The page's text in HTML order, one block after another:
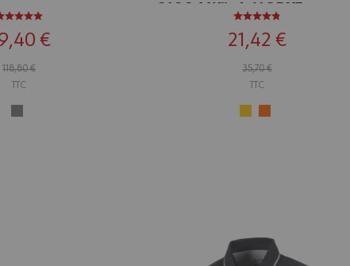
€
118,80 €
TTC
343 3.1 Würth MODYF orange
21,42 €
35,70 €
TTC